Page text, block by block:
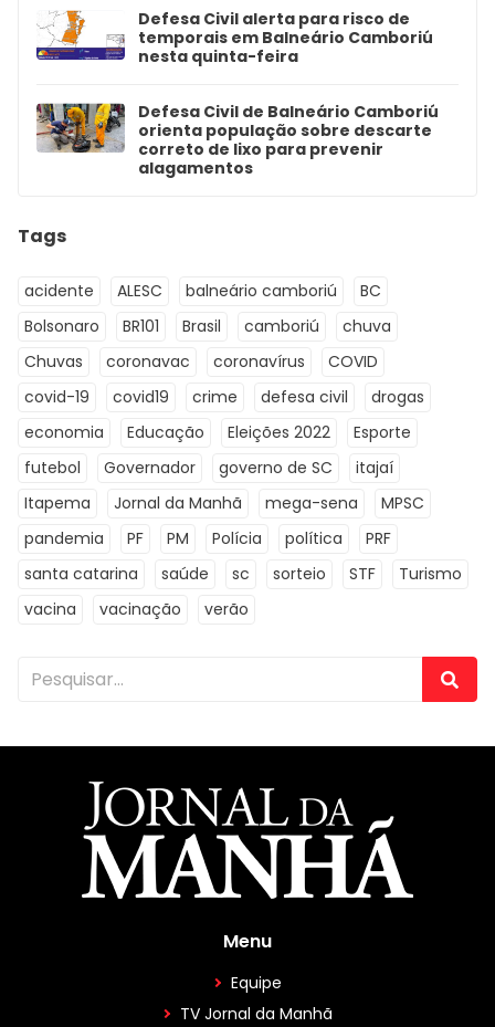
Defesa Civil alerta para risco de
temporais em Balneário Camboriú
nesta quinta-feira
Defesa Civil de Balneário Camboriú
orienta população sobre descarte
correto de lixo para prevenir
alagamentos
Tags
acidente ALESC balneário camboriú
BC
Bolsonaro
BR101 Brasil camboriú
chuva
Chuvas
coronavac coronavírus
COVID
covid-19
covid19 crime defesa civil
drogas
economia
Educação Eleições 2022
Esporte
futebol
Governador governo de SC
itajaí
Itapema
Jornal da Manhã mega-sena
MPSC
pandemia
PF PM Polícia política
PRF
santa catarina
saúde sc sorteio STF
Turismo
vacina
vacinação verão
Menu
Equipe
TV Jornal da Manhã